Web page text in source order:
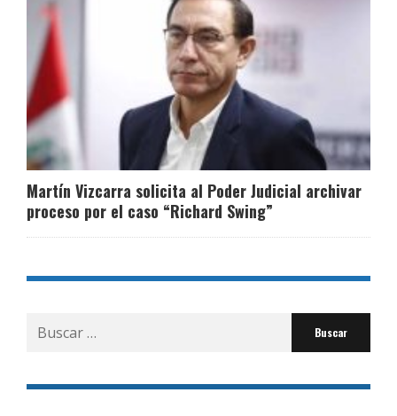
Martín Vizcarra solicita al Poder Judicial archivar
proceso por el caso “Richard Swing”
Buscar
por: